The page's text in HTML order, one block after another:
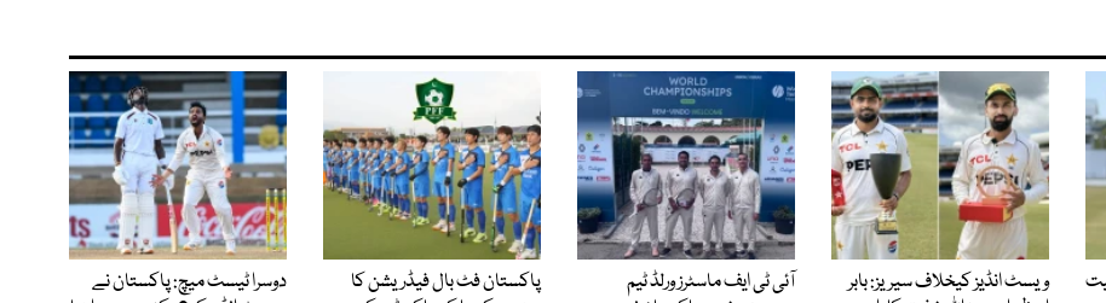
ویسٹ انڈیز کیخلاف سیریز: بابر
آئی ٹی ایف ماسٹرز ورلڈ ٹیم
پاکستان فٹ بال فیڈریشن کا
دوسرا ٹیسٹ میچ: پاکستان نے